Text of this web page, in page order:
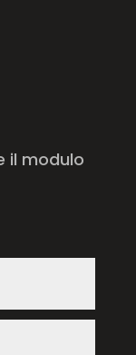
il modulo